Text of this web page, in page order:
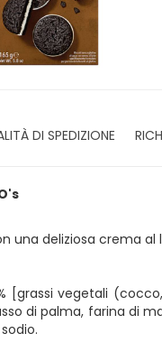
DI SPEDIZIONE
una deliziosa crema al
[grassi vegetali
di palma, farina di